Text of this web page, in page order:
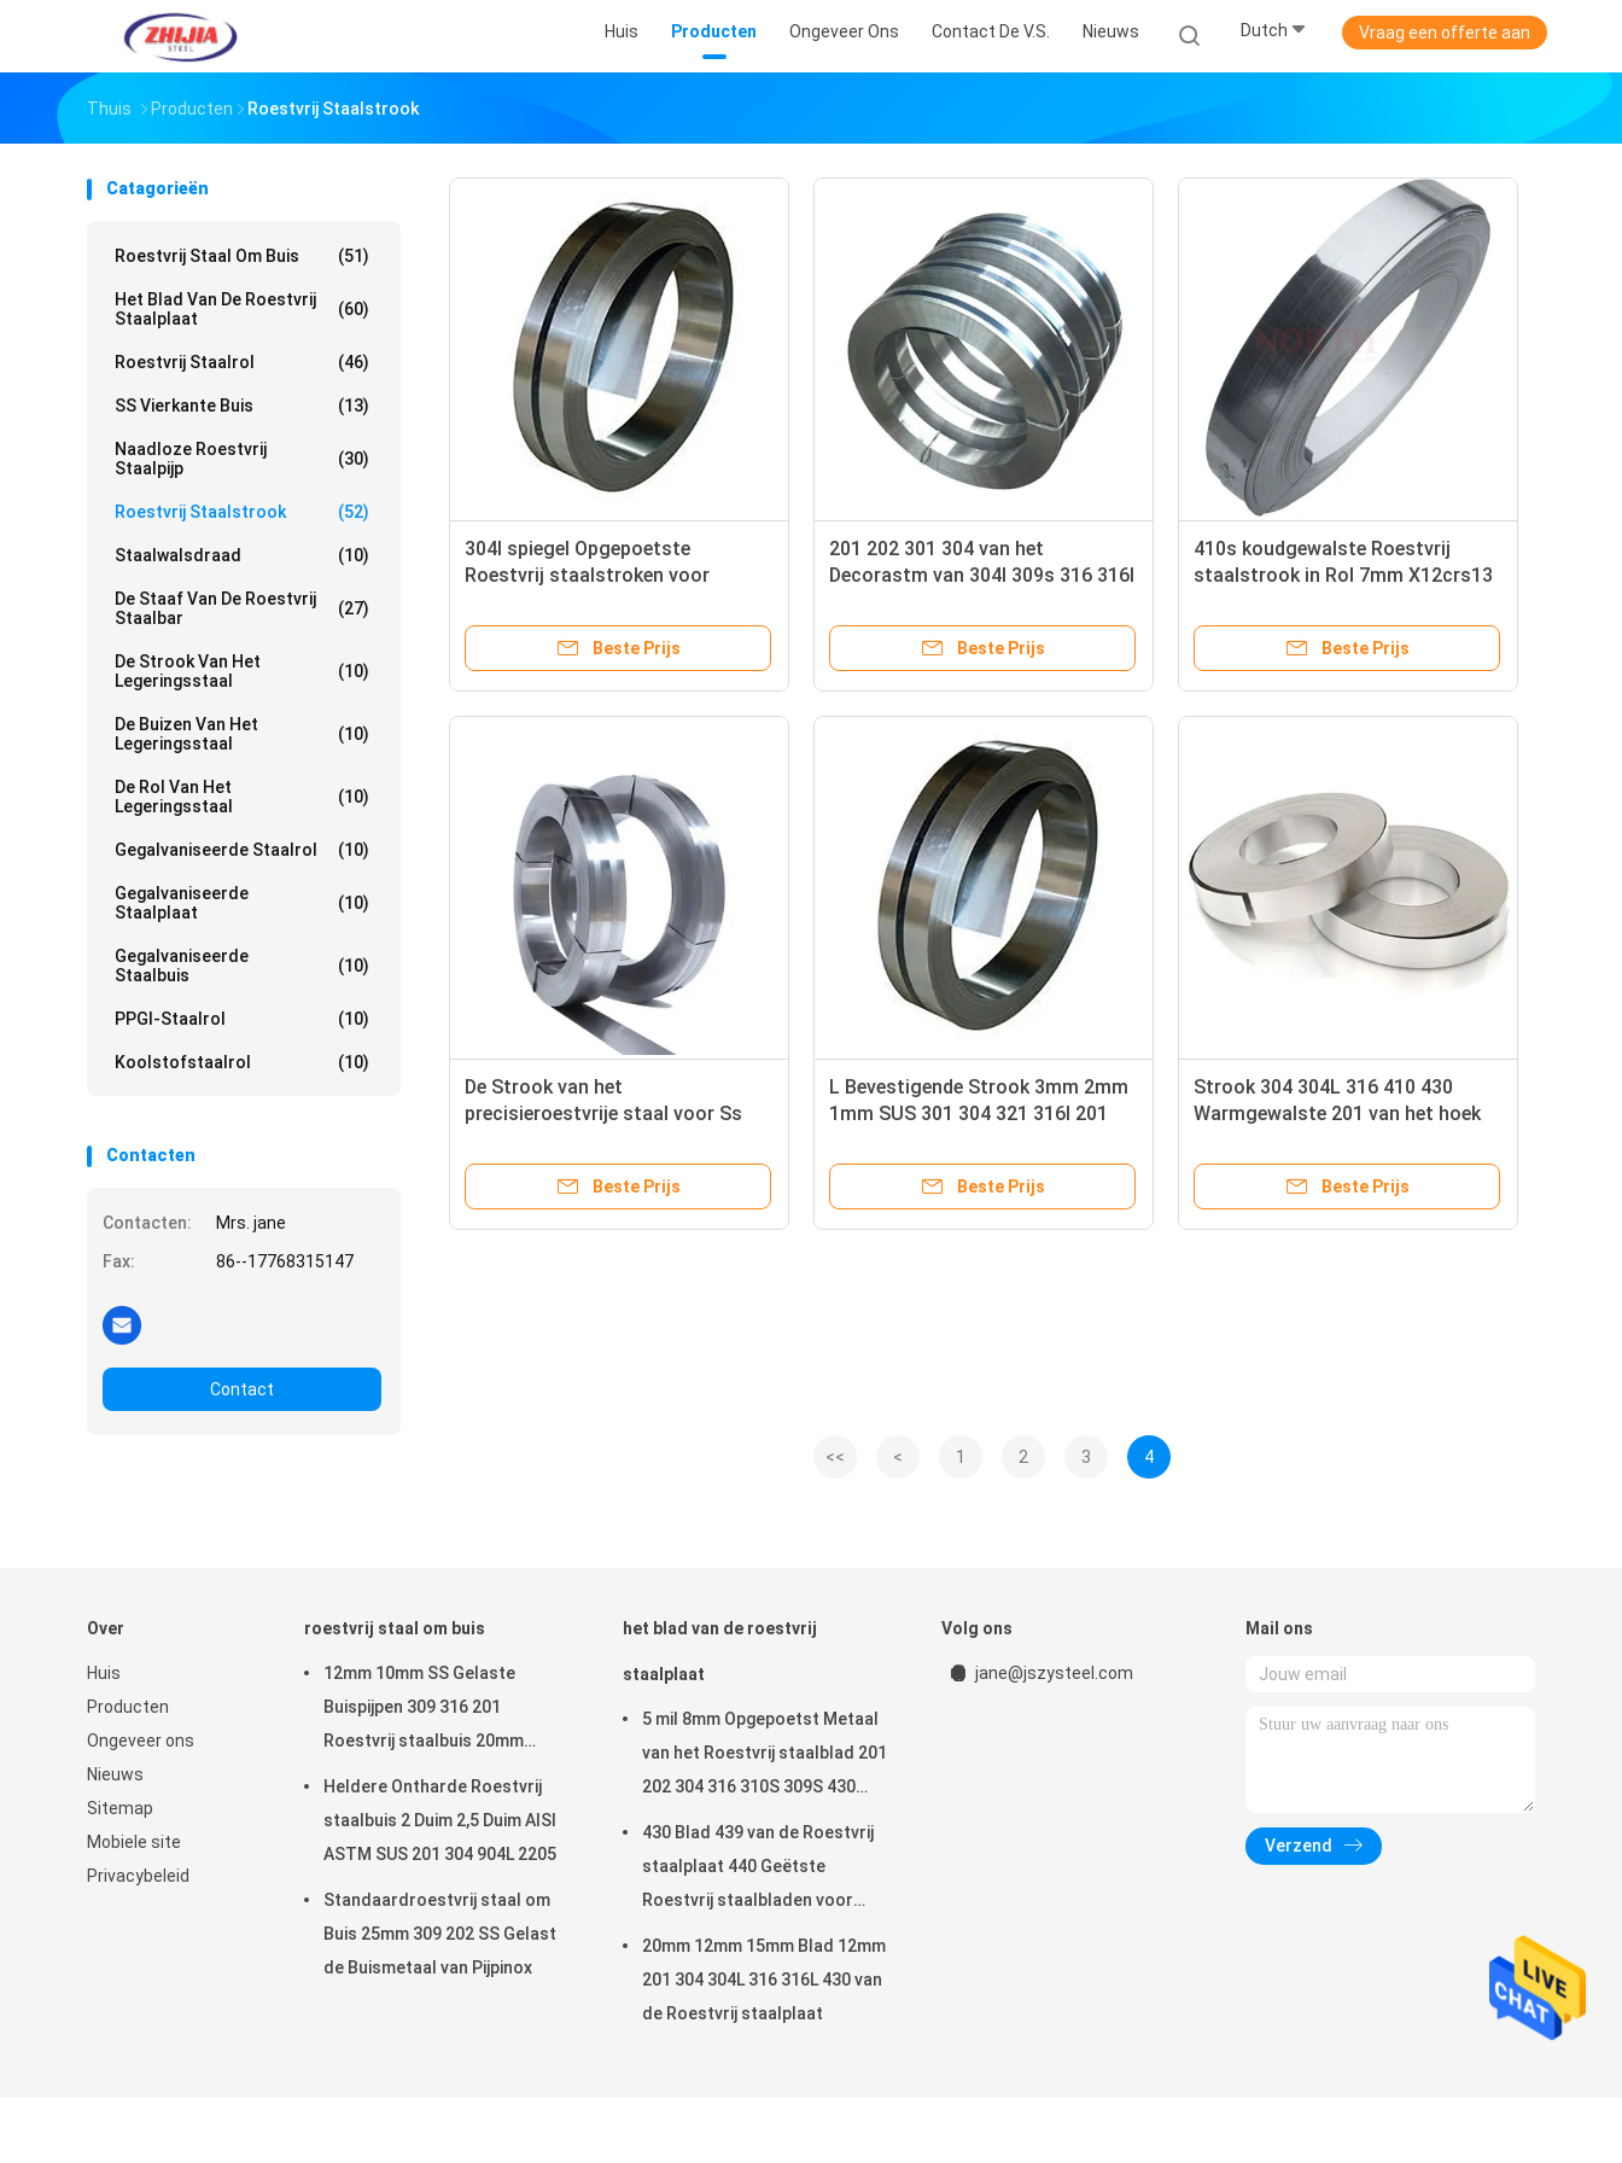
Huis Producten Ongeveer Ons Contact De V.S. Nieuws Dutch Vraag een offerte aan
Thuis Producten Roestvrij Staalstrook
Catagorieën
Roestvrij Staal Om Buis (51)
Het Blad Van De Roestvrij
Staalplaat
(60)
Roestvrij Staalrol (46)
SS Vierkante Buis (13)
Naadloze Roestvrij
Staalpijp
(30)
Roestvrij Staalstrook (52)
Staalwalsdraad (10)
De Staaf Van De Roestvrij
Staalbar
(27)
De Strook Van Het
Legeringsstaal
(10)
De Buizen Van Het
Legeringsstaal
(10)
De Rol Van Het
Legeringsstaal
(10)
Gegalvaniseerde Staalrol (10)
Gegalvaniseerde
Staalplaat
(10)
Gegalvaniseerde
Staalbuis
(10)
PPGI-Staalrol (10)
Koolstofstaalrol (10)
Contacten
Contacten:
Mrs. jane
Fax:
86--17768315147
Contact
304l spiegel Opgepoetste
Roestvrij staalstroken voor
2mm 3mm
Beste Prijs
201 202 301 304 van het
Decorastm van 304l 309s 316 316l
Opgepoetst Profiel
Beste Prijs
410s koudgewalste Roestvrij
staalstrook in Rol 7mm X12crs13
Beste Prijs
De Strook van het
precisieroestvrije staal voor Ss
Lentesboekenkast
Beste Prijs
L Bevestigende Strook 3mm 2mm
1mm SUS 301 304 321 316l 201
Vormroestvrije staal
Beste Prijs
Strook 304 304L 316 410 430
Warmgewalste 201 van het hoek
staal
Beste Prijs
<< < 1 2 3 4
Over
Huis
Producten
Ongeveer ons
Nieuws
Sitemap
Mobiele site
Privacybeleid
roestvrij staal om buis
12mm 10mm SS Gelaste
Buispijpen 309 316 201
Roestvrij staalbuis 20mm
Heldere Ontharde Roestvrij
staalbuis 2 Duim 2,5 Duim AISI
ASTM SUS 201 304 904L 2205
Standaardroestvrij staal om
Buis 25mm 309 202 SS Gelast
de Buismetaal van Pijpinox
het blad van de roestvrij
staalplaat
5 mil 8mm Opgepoetst Metaal
van het Roestvrij staalblad 201
202 304 316 310S 309S 430
430 Blad 439 van de Roestvrij
staalplaat 440 Geëtste
Roestvrij staalbladen voor
20mm 12mm 15mm Blad 12mm
201 304 304L 316 316L 430 van
de Roestvrij staalplaat
Volg ons
jane@jszysteel.com
Mail ons
Verzend